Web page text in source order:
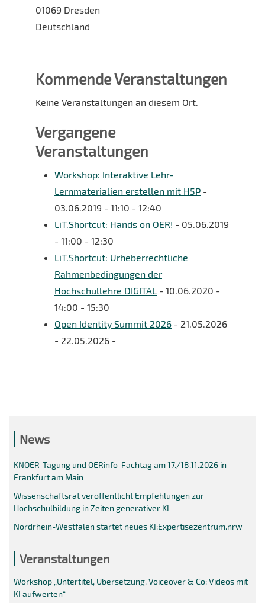
01069 Dresden
Deutschland
Kommende Veranstaltungen
Keine Veranstaltungen an diesem Ort.
Vergangene
Veranstaltungen
Workshop: Interaktive Lehr-
Lernmaterialien erstellen mit H5P -
03.06.2019 - 11:10 - 12:40
LiT.Shortcut: Hands on OER! - 05.06.2019
- 11:00 - 12:30
LiT.Shortcut: Urheberrechtliche
Rahmenbedingungen der
Hochschullehre DIGITAL - 10.06.2020 -
14:00 - 15:30
Open Identity Summit 2026 - 21.05.2026
- 22.05.2026 -
News
KNOER-Tagung und OERinfo-Fachtag am 17./18.11.2026 in
Frankfurt am Main
Wissenschaftsrat veröffentlicht Empfehlungen zur
Hochschulbildung in Zeiten generativer KI
Nordrhein-Westfalen startet neues KI:Expertisezentrum.nrw
Veranstaltungen
Workshop „Untertitel, Übersetzung, Voiceover & Co: Videos mit
KI aufwerten“